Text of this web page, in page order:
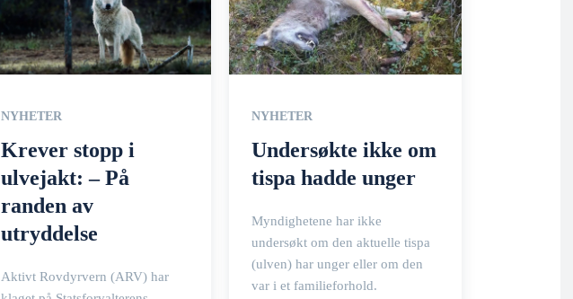
NYHETER
Krever stopp i
ulvejakt: – På
randen av
utryddelse
Aktivt Rovdyrvern (ARV) har
NYHETER
Undersøkte ikke om
tispa hadde unger
Myndighetene har ikke
undersøkt om den aktuelle tispa
(ulven) har unger eller om den
var i et familieforhold.